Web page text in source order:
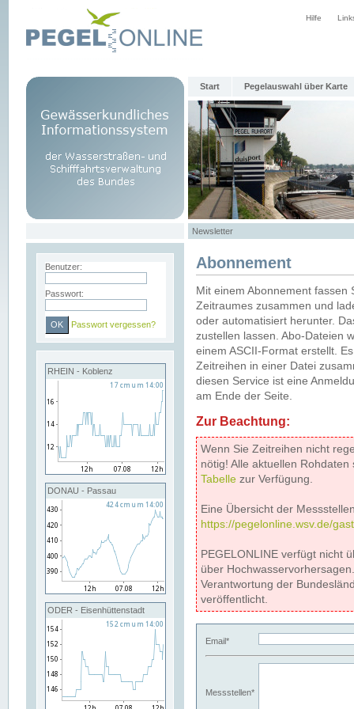
Hilfe
Start Pegelauswahl über Karte
Newsletter
Benutzer:
Passwort:
Passwort vergessen?
RHEIN - Koblenz
DONAU - Passau
ODER - Eisenhüttenstadt
Abonnement
Mit einem Abonnement
Zeitraumes zusammen und
oder automatisiert herunter.
zustellen lassen. Abo-Dateien
einem ASCII-Format erstellt.
Zeitreihen in einer Datei
diesen Service ist eine
am Ende der Seite.
Zur Beachtung:
Wenn Sie Zeitreihen nicht
nötig! Alle aktuellen
Tabelle zur Verfügung.
Eine Übersicht der
https://pegelonline.wsv.de/
PEGELONLINE verfügt nicht
über
Verantwortung der
veröffentlicht.
Email*
Messstellen*